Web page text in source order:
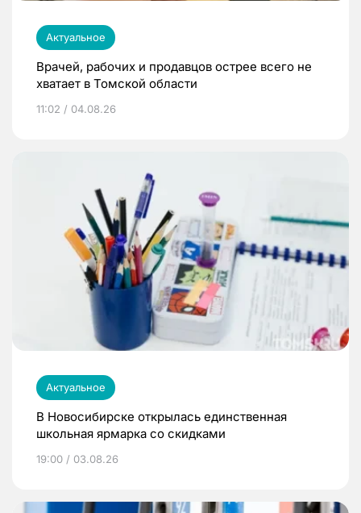
Актуальное
Врачей, рабочих и продавцов острее всего не
хватает в Томской области
11:02 / 04.08.26
Актуальное
В Новосибирске открылась единственная
школьная ярмарка со скидками
19:00 / 03.08.26